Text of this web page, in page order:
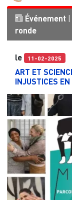
Événement |
ronde
le 11-02-2025
ART ET
INJUSTICES